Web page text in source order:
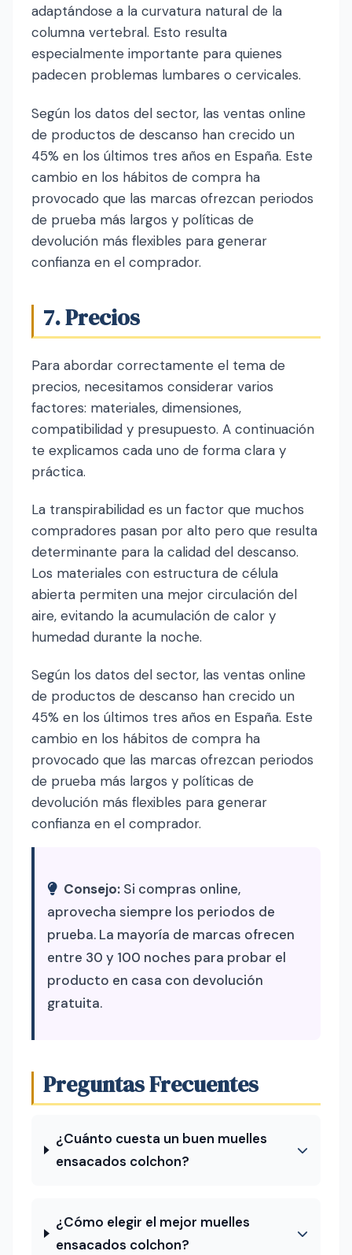
adaptándose a la curvatura natural de la
columna vertebral. Esto resulta
especialmente importante para quienes
padecen problemas lumbares o cervicales.
Según los datos del sector, las ventas online
de productos de descanso han crecido un
45% en los últimos tres años en España. Este
cambio en los hábitos de compra ha
provocado que las marcas ofrezcan periodos
de prueba más largos y políticas de
devolución más flexibles para generar
confianza en el comprador.
7. Precios
Para abordar correctamente el tema de
precios, necesitamos considerar varios
factores: materiales, dimensiones,
compatibilidad y presupuesto. A continuación
te explicamos cada uno de forma clara y
práctica.
La transpirabilidad es un factor que muchos
compradores pasan por alto pero que resulta
determinante para la calidad del descanso.
Los materiales con estructura de célula
abierta permiten una mejor circulación del
aire, evitando la acumulación de calor y
humedad durante la noche.
Según los datos del sector, las ventas online
de productos de descanso han crecido un
45% en los últimos tres años en España. Este
cambio en los hábitos de compra ha
provocado que las marcas ofrezcan periodos
de prueba más largos y políticas de
devolución más flexibles para generar
confianza en el comprador.
Consejo: Si compras online,
aprovecha siempre los periodos de
prueba. La mayoría de marcas ofrecen
entre 30 y 100 noches para probar el
producto en casa con devolución
gratuita.
Preguntas Frecuentes
¿Cuánto cuesta un buen muelles
ensacados colchon?
¿Cómo elegir el mejor muelles
ensacados colchon?